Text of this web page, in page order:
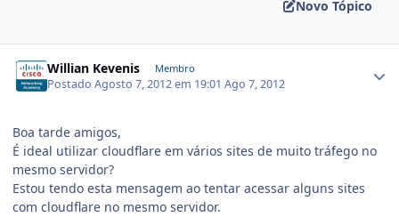
Novo Tópico
Willian Kevenis Membro
PostadoAgosto 7, 2012 em 19:01Ago 7, 2012
Boa tarde amigos,
É ideal utilizar cloudflare em vários sites de muito tráfego no
mesmo servidor?
Estou tendo esta mensagem ao tentar acessar alguns sites
com cloudflare no mesmo servidor.